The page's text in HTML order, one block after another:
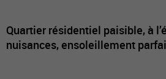
Quartier résidentiel paisible, à
nuisances, ensoleillement